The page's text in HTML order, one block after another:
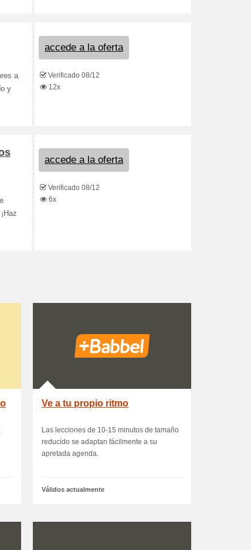
a
y
accede a la oferta
Verificado 08/12
12x
accede a la oferta
Verificado 08/12
6x
Ve a tu propio ritmo
Las lecciones de 10-15 minutos de tamaño
reducido se adaptan fácilmente a su
apretada agenda.
Válidos actualmente